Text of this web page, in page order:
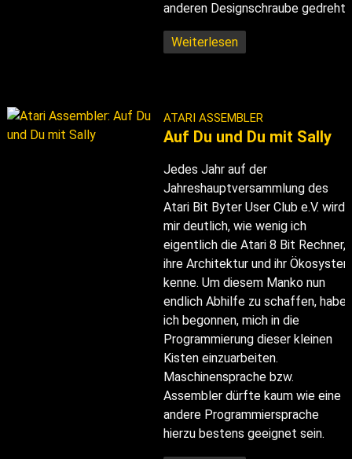
anderen Designschraube gedreht.
Weiterlesen
ATARI ASSEMBLER
Auf Du und Du mit Sally
Jedes Jahr auf der
Jahreshauptversammlung des
Atari Bit Byter User Club e.V. wird
mir deutlich, wie wenig ich
eigentlich die Atari 8 Bit Rechner,
ihre Architektur und ihr
kenne. Um diesem Manko nun
endlich Abhilfe zu schaffen, habe
ich begonnen, mich in die
Programmierung dieser kleinen
Kisten einzuarbeiten.
Maschinensprache bzw.
Assembler dürfte kaum wie eine
andere Programmiersprache
hierzu bestens geeignet sein.